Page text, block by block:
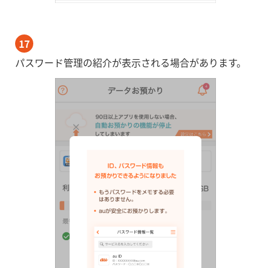
17
パスワード管理の紹介が表示される場合があります。